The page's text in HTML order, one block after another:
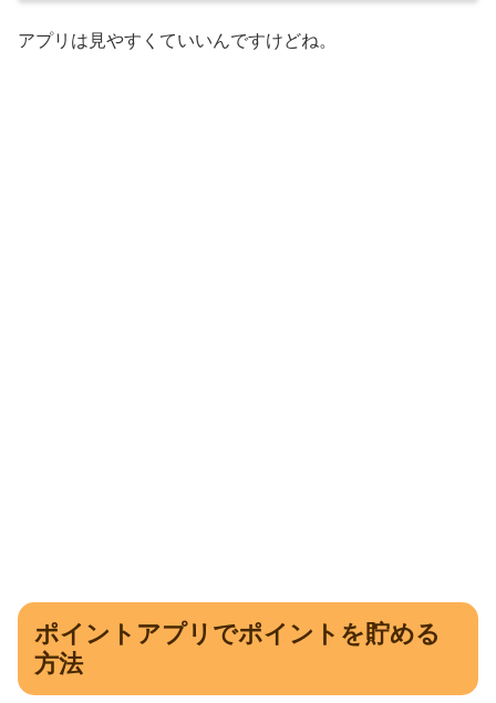
アプリは見やすくていいんですけどね。
ポイントアプリでポイントを貯める
方法